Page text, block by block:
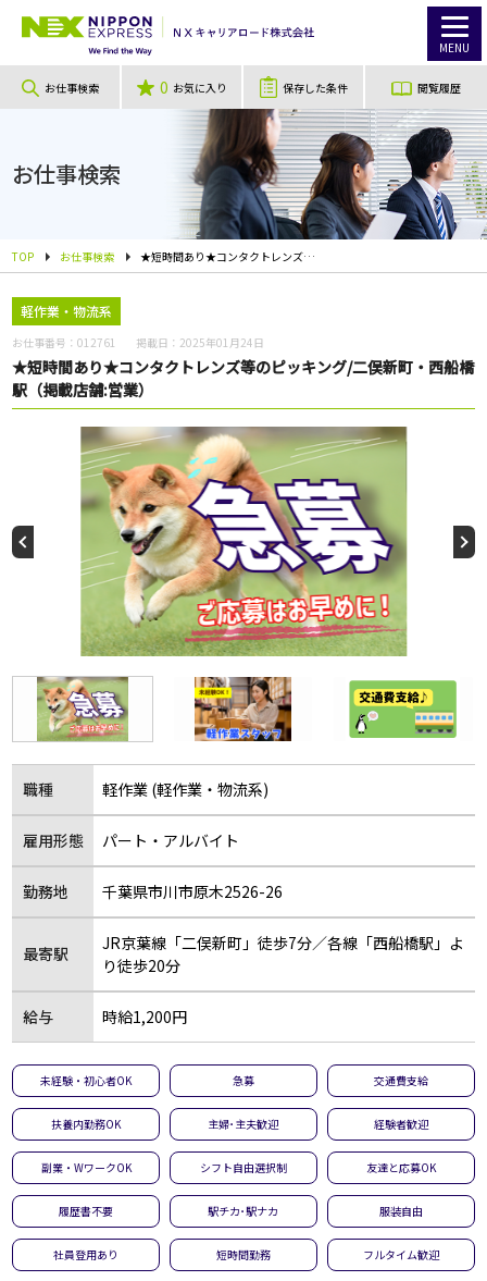
MENU
お仕事検索 0 お気に入り 保存した条件 閲覧履歴
お仕事検索
TOP お仕事検索 ★短時間あり★コンタクトレンズ等のピッキング/二俣新町・西船橋駅（掲載店舗:営業）
軽作業・物流系
お仕事番号：012761 掲載日： 2025年01月24日
★短時間あり★コンタクトレンズ等のピッキング/二俣新町・西船橋
駅（掲載店舗:営業）
職種 軽作業 (軽作業・物流系)
雇用形態 パート・アルバイト
勤務地 千葉県市川市原木2526-26
最寄駅
JR京葉線「二俣新町」徒歩7分／各線「西船橋駅」よ
り徒歩20分
給与 時給1,200円
未経験・初心者OK 急募 交通費支給
扶養内勤務OK 主婦･主夫歓迎 経験者歓迎
副業・WワークOK シフト自由選択制 友達と応募OK
履歴書不要 駅チカ･駅ナカ 服装自由
社員登用あり 短時間勤務 フルタイム歓迎